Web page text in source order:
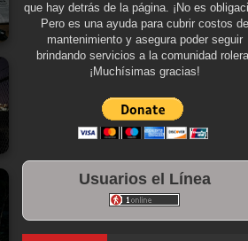
que hay detrás de la página. ¡No es
Pero es una ayuda para cubrir costos de
mantenimiento y asegura poder seguir
brindando servicios a la comunidad
¡Muchísimas gracias!
Usuarios el Línea